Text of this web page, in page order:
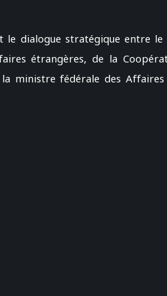
dialogue stratégique entre
étrangères, de la
ministre fédérale des